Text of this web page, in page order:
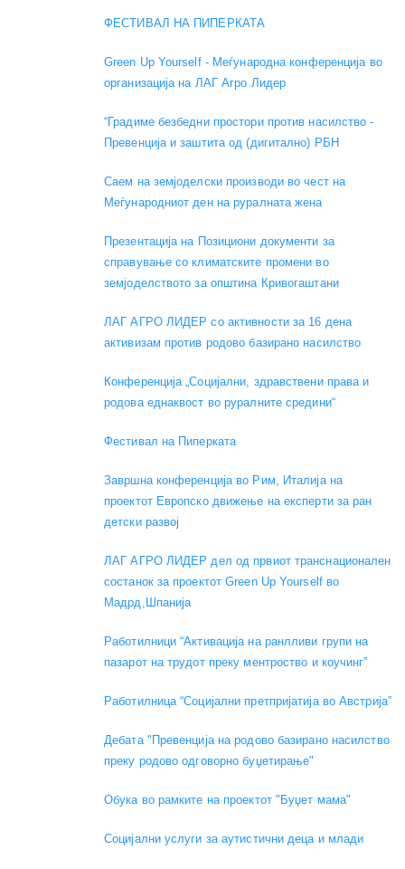
ФЕСТИВАЛ НА ПИПЕРКАТА
Green Up Yourself - Меѓународна конференција во
организација на ЛАГ Агро Лидер
“Градиме безбедни простори против насилство -
Превенција и заштита од (дигитално) РБН
Саем на земјоделски производи во чест на
Меѓународниот ден на руралната жена
Презентација на Позициони документи за
справување со климатските промени во
земјоделството за општина Кривогаштани
ЛАГ АГРО ЛИДЕР со активности за 16 дена
активизам против родово базирано насилство
Конференција „Социјални, здравствени права и
родова еднаквост во руралните средини“
Фестивал на Пиперката
Завршна конференција во Рим, Италија на
проектот Европско движење на експерти за ран
детски развој
ЛАГ АГРО ЛИДЕР дел од првиот транснационален
состанок за проектот Green Up Yourself во
Мадрд,Шпанија
Работилници “Активација на ранлливи групи на
пазарот на трудот преку ментроство и коучинг”
Работилница “Социјални претпријатија во Австрија”
Дебата "Превенција на родово базирано насилство
преку родово одговорно буџетирање"
Обука во рамките на проектот "Буџет мама"
Социјални услуги за аутистични деца и млади